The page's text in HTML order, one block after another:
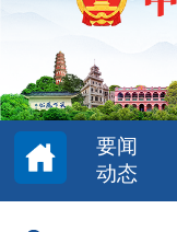
要闻
动态